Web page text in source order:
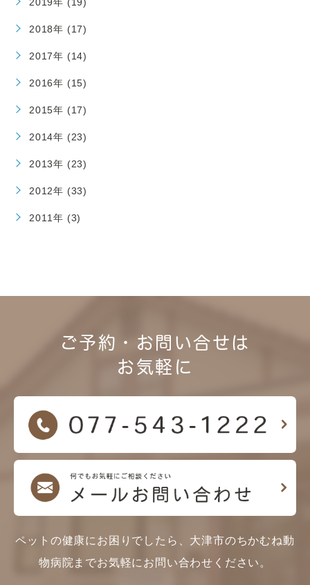
2019年 (19)
2018年 (17)
2017年 (14)
2016年 (15)
2015年 (17)
2014年 (23)
2013年 (23)
2012年 (33)
2011年 (3)
ご予約・お問い合せは
お気軽に
ペットの健康にお困りでしたら、大津市のちかむね動
物病院までお気軽にお問い合わせください。